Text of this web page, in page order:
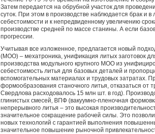
Затем передается на обрубной участок для
суток. При этом в производстве наблюдается брак и
себестоимости и к непредвиденному увеличению
производстве средней по массе станины. А если
прогрессии.
Учитывая все изложенное, предлагается новый
(МОО) – мехатроника, унификация литых заготовок
производства модульного крупного МОО из
себестоимость литья для базовых деталей и
вспомогательных материалах и трудовых затратах.
формообразования станочного литья, отказаться
Свердлова расходовалось 15 млн шт. в год).
глинистых смесей, ВПФ (вакуумно-пленочная
непрерывного литья – это высокая
значительное сокращение рабочей силы. Это
новых технологий с гарантией выполнения
значительное повышение рыночной